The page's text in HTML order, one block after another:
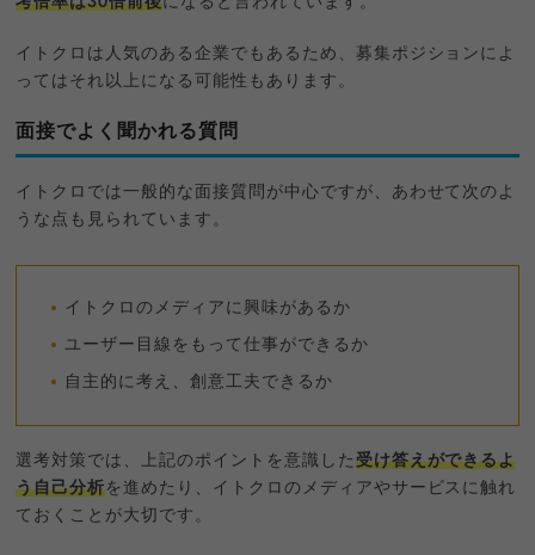
イトクロは人気のある企業でもあるため、募集ポジションによ
ってはそれ以上になる可能性もあります。
面接でよく聞かれる質問
イトクロでは一般的な面接質問が中心ですが、あわせて次のよ
うな点も見られています。
イトクロのメディアに興味があるか
ユーザー目線をもって仕事ができるか
自主的に考え、創意工夫できるか
選考対策では、上記のポイントを意識した 受け答えができるよ
う自己分析を進めたり、イトクロのメディアやサービスに触れ
ておくことが大切です。